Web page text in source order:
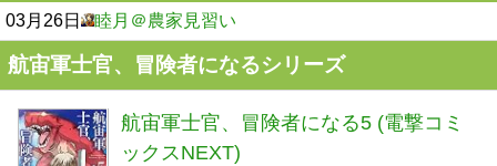
03月26日 睦月＠農家見習い
航宙軍士官、冒険者になるシリーズ
航宙軍士官、冒険者になる5 (電撃コミ
ックスNEXT)